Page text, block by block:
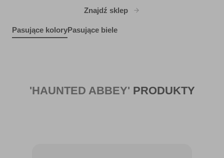
Znajdź sklep
Pasujące koloryPasujące biele
'HAUNTED ABBEY' PRODUKTY